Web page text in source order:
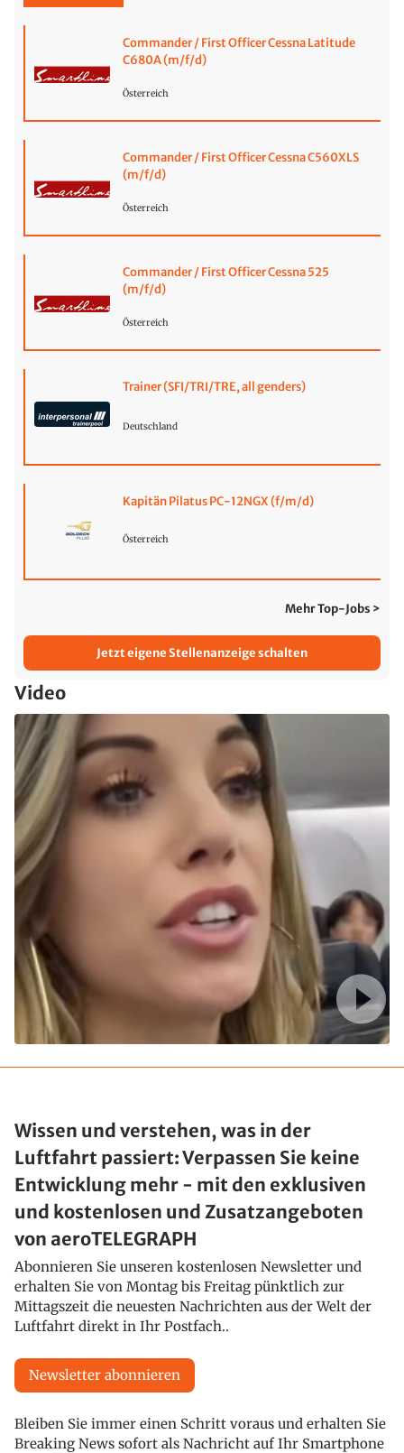
Commander / First Officer Cessna Latitude
C680A (m/f/d)
Österreich
Commander / First Officer Cessna C560XLS
(m/f/d)
Österreich
Commander / First Officer Cessna 525
(m/f/d)
Österreich
Trainer (SFI/TRI/TRE, all genders)
Deutschland
Kapitän Pilatus PC-12NGX (f/m/d)
Österreich
Mehr Top-Jobs >
Jetzt eigene Stellenanzeige schalten
Video
Wissen und verstehen, was in der
Luftfahrt passiert: Verpassen Sie keine
Entwicklung mehr - mit den exklusiven
und kostenlosen und Zusatzangeboten
von aeroTELEGRAPH
Abonnieren Sie unseren kostenlosen Newsletter und
erhalten Sie von Montag bis Freitag pünktlich zur
Mittagszeit die neuesten Nachrichten aus der Welt der
Luftfahrt direkt in Ihr Postfach..
Newsletter abonnieren
Bleiben Sie immer einen Schritt voraus und erhalten Sie
Breaking News sofort als Nachricht auf Ihr Smartphone